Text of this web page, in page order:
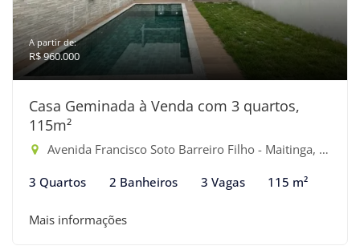
A partir de:
R$ 960.000
Casa Geminada à Venda com 3 quartos,
115m²
Avenida Francisco Soto Barreiro Filho - Maitinga, Bertioga-SP
3 Quartos 2 Banheiros 3 Vagas 115 m²
Mais informações